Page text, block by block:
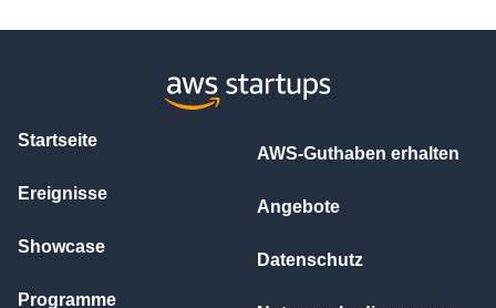
Startseite
Ereignisse
Showcase
Programme
AWS-Guthaben erhalten
Angebote
Datenschutz